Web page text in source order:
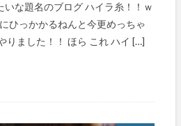
いな題名のブログ ハイラ糸！！ｗ
ひっかかるねんと今更めっちゃ
りました！！ ほら これ ハイ […]